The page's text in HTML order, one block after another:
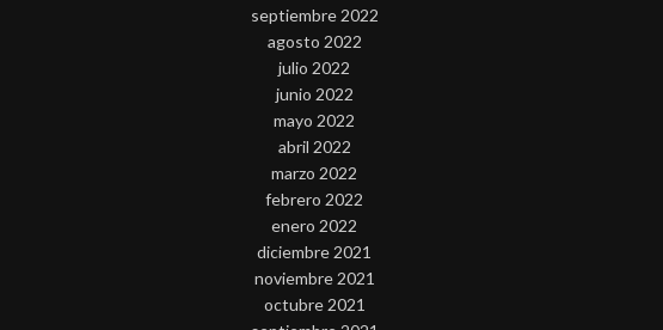
septiembre 2022
agosto 2022
julio 2022
junio 2022
mayo 2022
abril 2022
marzo 2022
febrero 2022
enero 2022
diciembre 2021
noviembre 2021
octubre 2021